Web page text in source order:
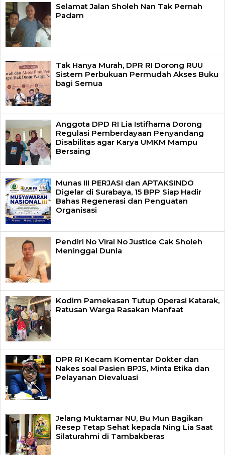
Selamat Jalan Sholeh Nan Tak Pernah
Padam
Tak Hanya Murah, DPR RI Dorong RUU
Sistem Perbukuan Permudah Akses Buku
bagi Semua
Anggota DPD RI Lia Istifhama Dorong
Regulasi Pemberdayaan Penyandang
Disabilitas agar Karya UMKM Mampu
Bersaing
Munas III PERJASI dan APTAKSINDO
Digelar di Surabaya, 15 BPP Siap Hadir
Bahas Regenerasi dan Penguatan
Organisasi
Pendiri No Viral No Justice Cak Sholeh
Meninggal Dunia
Kodim Pamekasan Tutup Operasi Katarak,
Ratusan Warga Rasakan Manfaat
DPR RI Kecam Komentar Dokter dan
Nakes soal Pasien BPJS, Minta Etika dan
Pelayanan Dievaluasi
Jelang Muktamar NU, Bu Mun Bagikan
Resep Tetap Sehat kepada Ning Lia Saat
Silaturahmi di Tambakberas